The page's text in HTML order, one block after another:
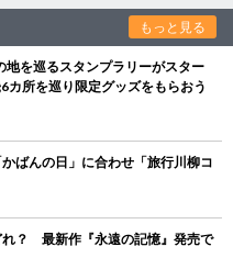
もっと見る
地を巡るスタンプラリーがスター
所を巡り限定グッズをもらおう
ばんの日」に合わせ「旅行川柳コ
れ？ 最新作『永遠の記憶』発売で